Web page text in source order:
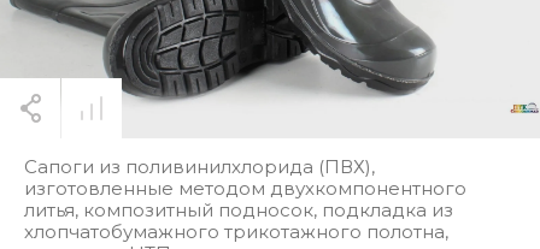
Сапоги из поливинилхлорида (ПВХ),
изготовленные методом двухкомпонентного
литья, композитный подносок, подкладка из
хлопчатобумажного трикотажного полотна,